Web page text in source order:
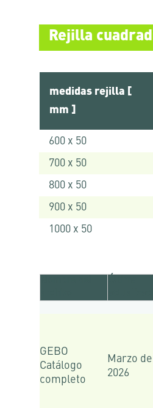
Rejilla
medidas rejilla [
mm ]
600 x 50
700 x 50
800 x 50
900 x 50
1000 x 50
GEBO
Catálogo
completo
Marzo de
2026